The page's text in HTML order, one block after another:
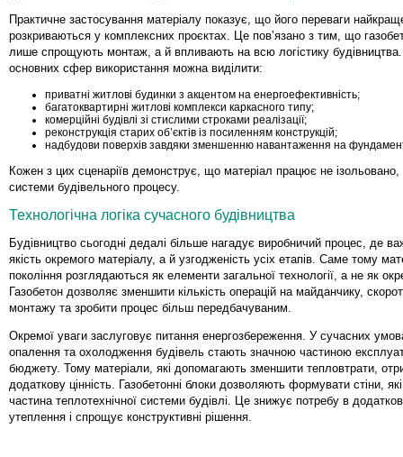
Практичне застосування матеріалу показує, що його переваги
розкриваються у комплексних проєктах. Це пов’язано з тим, що
лише спрощують монтаж, а й впливають на всю логістику
основних сфер використання можна виділити:
приватні житлові будинки з акцентом на енергоефективність;
багатоквартирні житлові комплекси каркасного типу;
комерційні будівлі зі стислими строками реалізації;
реконструкція старих об’єктів із посиленням конструкцій;
надбудови поверхів завдяки зменшенню навантаження на
Кожен з цих сценаріїв демонструє, що матеріал працює не ізольовано,
системи будівельного процесу.
Технологічна логіка сучасного будівництва
Будівництво сьогодні дедалі більше нагадує виробничий процес, де
якість окремого матеріалу, а й узгодженість усіх етапів. Саме тому
покоління розглядаються як елементи загальної технології, а не як
Газобетон дозволяє зменшити кількість операцій на майданчику,
монтажу та зробити процес більш передбачуваним.
Окремої уваги заслуговує питання енергозбереження. У сучасних
опалення та охолодження будівель стають значною частиною
бюджету. Тому матеріали, які допомагають зменшити тепловтрати,
додаткову цінність. Газобетонні блоки дозволяють формувати стіни,
частина теплотехнічної системи будівлі. Це знижує потребу в
утеплення і спрощує конструктивні рішення.